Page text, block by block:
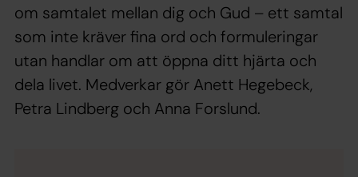
om samtalet mellan dig och Gud – ett samtal
som inte kräver fina ord och formuleringar
utan handlar om att öppna ditt hjärta och
dela livet. Medverkar gör Anett Hegebeck,
Petra Lindberg och Anna Forslund.